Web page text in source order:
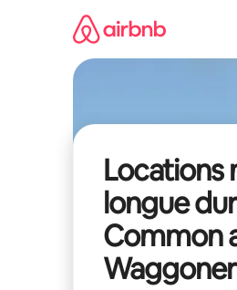
Locations
longue
Common